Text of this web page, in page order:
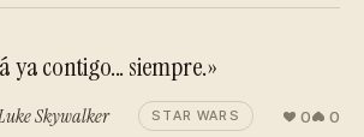
ya contigo... siempre.»
Skywalker STAR WARS 0 0